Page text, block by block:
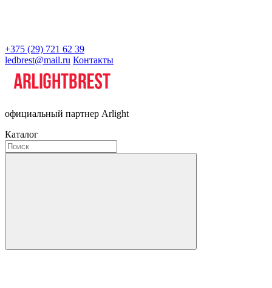
+375 (29) 721 62 39
ledbrest@mail.ru Контакты
официальный партнер Arlight
Каталог